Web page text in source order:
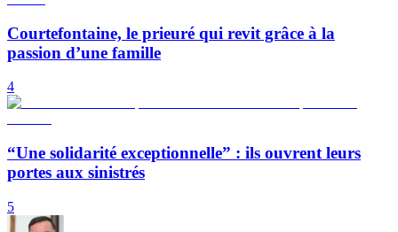
Courtefontaine, le prieuré qui revit grâce à la
passion d’une famille
4
“Une solidarité exceptionnelle” : ils ouvrent leurs
portes aux sinistrés
5